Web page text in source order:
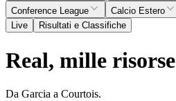
Conference League
Calcio Estero
Live
Risultati e Classifiche
Real, mille risorse
Da Garcia a Courtois.